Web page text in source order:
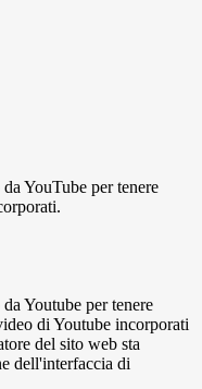
YouTube per tenere
Youtube per tenere
di Youtube incorporati
del sito web sta
dell'interfaccia di